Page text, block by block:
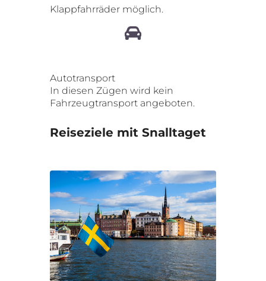
Klappfahrräder möglich.
Autotransport
In diesen Zügen wird kein
Fahrzeugtransport angeboten.
Reiseziele mit Snalltaget